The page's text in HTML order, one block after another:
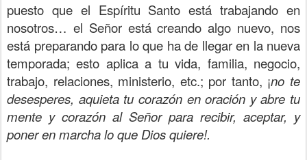
puesto que el Espíritu Santo está trabajando en
nosotros… el Señor está creando algo nuevo, nos
está preparando para lo que ha de llegar en la nueva
temporada; esto aplica a tu vida, familia, negocio,
trabajo, relaciones, ministerio, etc.; por tanto, ¡no te
desesperes, aquieta tu corazón en oración y abre tu
mente y corazón al Señor para recibir, aceptar, y
poner en marcha lo que Dios quiere!.